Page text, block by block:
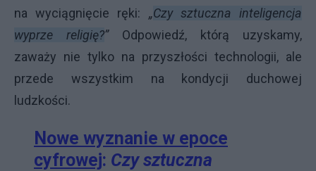
na wyciągnięcie ręki: „Czy sztuczna inteligencja
wyprze religię?”Odpowiedź, którą uzyskamy,
zaważy nie tylko na przyszłości technologii, ale
przede wszystkim na kondycji duchowej
ludzkości.
Nowe wyznanie w epoce
cyfrowej: Czy sztuczna